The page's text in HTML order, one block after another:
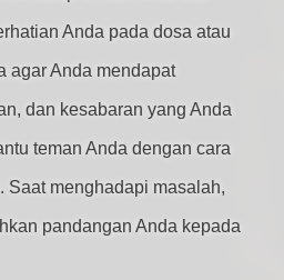
Anda pada dosa atau
agar Anda mendapat
dan kesabaran yang Anda
teman Anda dengan cara
Saat menghadapi masalah,
pandangan Anda kepada